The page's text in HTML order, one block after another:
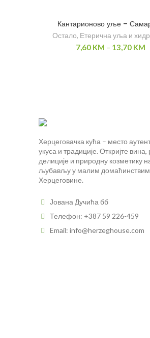
Кантарионово уље –
Остало, Етерична уља и
7,60 KM – 13,70 KM
Херцеговачка кућа – место
укуса и традиције. Откријте вина,
делиције и природну козметику
љубављу у малим
Херцеговине.
Јована Дучића бб
Телефон: +387 59 226-459
Email: info@herzeghouse.com